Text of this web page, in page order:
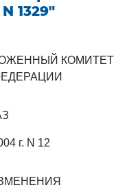
1329"
КОМИТЕТ
г. N 12